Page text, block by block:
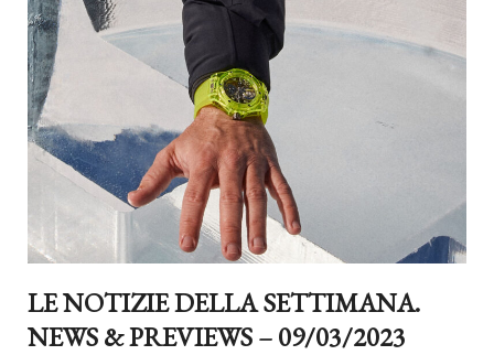
LE NOTIZIE DELLA SETTIMANA.
NEWS & PREVIEWS – 09/03/2023